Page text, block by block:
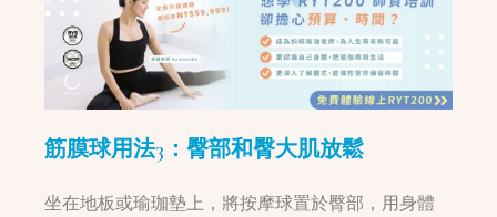
筋膜球用法3：臀部和臀大肌放鬆
坐在地板或瑜珈墊上，將按摩球置於臀部，用身體